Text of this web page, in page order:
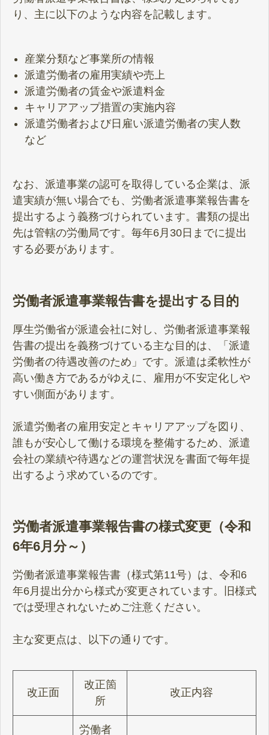
り、主に以下のような内容を記載します。
産業分類など事業所の情報
派遣労働者の雇用実績や売上
派遣労働者の賃金や派遣料金
キャリアアップ措置の実施内容
派遣労働者および日雇い派遣労働者の実人数
など
なお、派遣事業の認可を取得している企業は、派
遣実績が無い場合でも、労働者派遣事業報告書を
提出するよう義務づけられています。書類の提出
先は管轄の労働局です。毎年6月30日までに提出
する必要があります。
労働者派遣事業報告書を提出する目的
厚生労働省が派遣会社に対し、労働者派遣事業報
告書の提出を義務づけている主な目的は、「派遣
労働者の待遇改善のため」です。派遣は柔軟性が
高い働き方であるがゆえに、雇用が不安定化しや
すい側面があります。
派遣労働者の雇用安定とキャリアアップを図り、
誰もが安心して働ける環境を整備するため、派遣
会社の業績や待遇などの運営状況を書面で毎年提
出するよう求めているのです。
労働者派遣事業報告書の様式変更（令和
6年6月分～）
労働者派遣事業報告書（様式第11号）は、令和6
年6月提出分から様式が変更されています。旧様式
では受理されないためご注意ください。
主な変更点は、以下の通りです。
改正面
改正箇
所
改正内容
労働者